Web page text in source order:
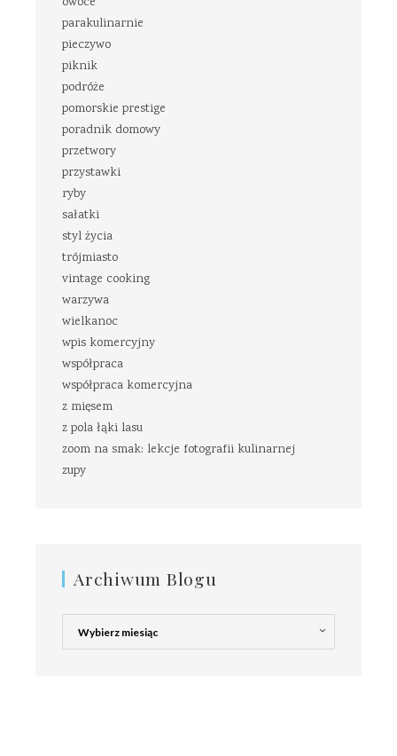
parakulinarnie
pieczywo
piknik
podróże
pomorskie prestige
poradnik domowy
przetwory
przystawki
ryby
sałatki
styl życia
trójmiasto
vintage cooking
warzywa
wielkanoc
wpis komercyjny
współpraca
współpraca komercyjna
z mięsem
z pola łąki lasu
zoom na smak: lekcje fotografii kulinarnej
zupy
Archiwum Blogu
Archiwum
Blogu